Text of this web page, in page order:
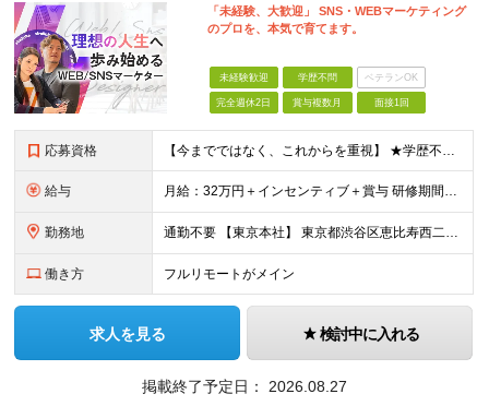
「未経験、大歓迎」 SNS・WEBマーケティング
のプロを、本気で育てます。
未経験歓迎 学歴不問 ベテランOK
完全週休2日 賞与複数月 面接1回
応募資格 【今までではなく、これからを重視】 ★学歴不問 ★職種未経験歓迎 ★業種未経験歓迎 ★社会人未経験歓迎 ★第二新卒歓迎 ★ブランクOK ★動画編集・デザイン制作の勉強を独学でしている方など ※基礎的
給与 月給：32万円＋インセンティブ＋賞与 研修期間中：月給25万円～ ＼ 頑張りはしっかり評価！ ／ 研修期間中でも、スキルの習得状況や成果に応じて月給27万円へ昇給が可能です。 【研修期間】 期
勤務地 通勤不要 【東京本社】 東京都渋谷区恵比寿西二丁目8番4号 EX恵比寿西ビル5階
働き方 フルリモートがメイン
求人を見る 検討中に入れる
掲載終了予定日： 2026.08.27